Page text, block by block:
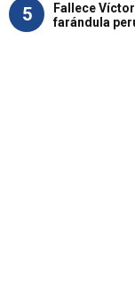
5
Fallece
farándula